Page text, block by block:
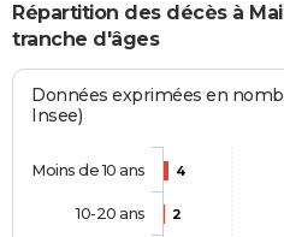
Répartition des décès à
tranche d'âges
Données exprimées en
Insee)
4
2
Moins de 10 ans
10-20 ans